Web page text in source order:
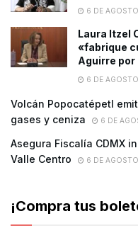
6 DE
Laura Itzel
«fabrique
Aguirre por
6 DE
Volcán Popocatépetl
gases y ceniza
6 DE
Asegura Fiscalía CDMX
Valle Centro
6 DE
¡Compra tus